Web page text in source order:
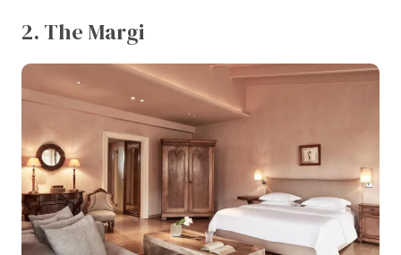
2. The Margi